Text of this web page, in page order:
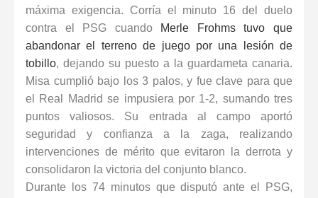
máxima exigencia. Corría el minuto 16 del duelo
contra el PSG cuando
Merle Frohms tuvo que
abandonar el terreno de juego por una lesión de
tobillo, dejando su puesto a la guardameta canaria.
Misa cumplió bajo los 3 palos, y fue clave para que
el Real Madrid se impusiera por 1-2, sumando tres
puntos valiosos. Su entrada al campo aportó
seguridad y confianza a la zaga, realizando
intervenciones de mérito que evitaron la derrota y
consolidaron la victoria del conjunto blanco.
Durante los 74 minutos que disputó ante el PSG,